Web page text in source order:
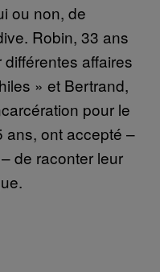
ou non, de
Robin, 33 ans
affaires
» et Bertrand,
pour le
ans, ont accepté –
de raconter leur